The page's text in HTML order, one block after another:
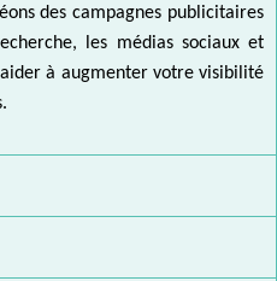
des campagnes publicitaires
les médias sociaux et
à augmenter votre visibilité